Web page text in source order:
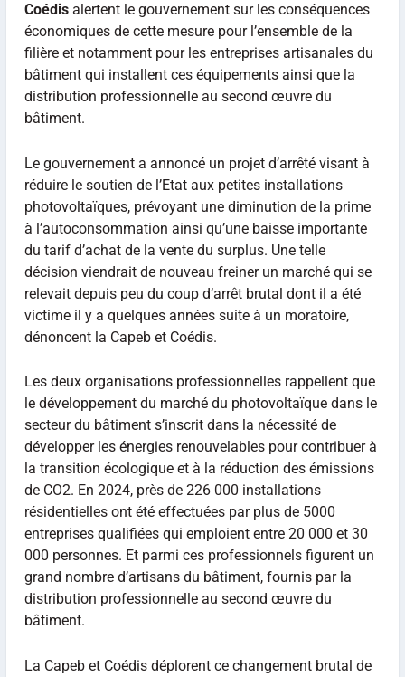
Coédisalertent le gouvernement sur les conséquences
économiques de cette mesure pour l’ensemble de la
filière et notamment pour les entreprises artisanales du
bâtiment qui installent ces équipements ainsi que la
distribution professionnelle au second œuvre du
bâtiment.
Le gouvernement a annoncé un projet d’arrêté visant à
réduire le soutien de l’Etat aux petites installations
photovoltaïques, prévoyant une diminution de la prime
à l’autoconsommation ainsi qu’une baisse importante
du tarif d’achat de la vente du surplus. Une telle
décision viendrait de nouveau freiner un marché qui se
relevait depuis peu du coup d’arrêt brutal dont il a été
victime il y a quelques années suite à un moratoire,
dénoncent la Capeb et Coédis.
Les deux organisations professionnelles rappellent que
le développement du marché du photovoltaïque dans le
secteur du bâtiment s’inscrit dans la nécessité de
développer les énergies renouvelables pour contribuer à
la transition écologique et à la réduction des émissions
de CO2. En 2024, près de 226 000 installations
résidentielles ont été effectuées par plus de 5000
entreprises qualifiées qui emploient entre 20 000 et 30
000 personnes. Et parmi ces professionnels figurent un
grand nombre d’artisans du bâtiment, fournis par la
distribution professionnelle au second œuvre du
bâtiment.
La Capeb et Coédis déplorent ce changement brutal de